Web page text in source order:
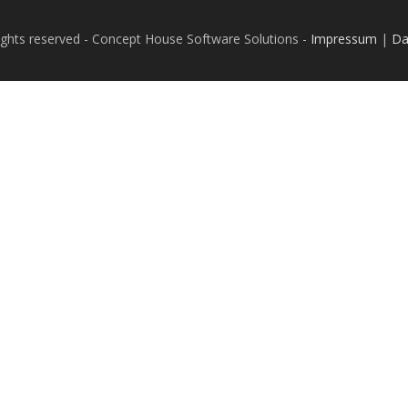
reserved - Concept House Software Solutions - Impressum |